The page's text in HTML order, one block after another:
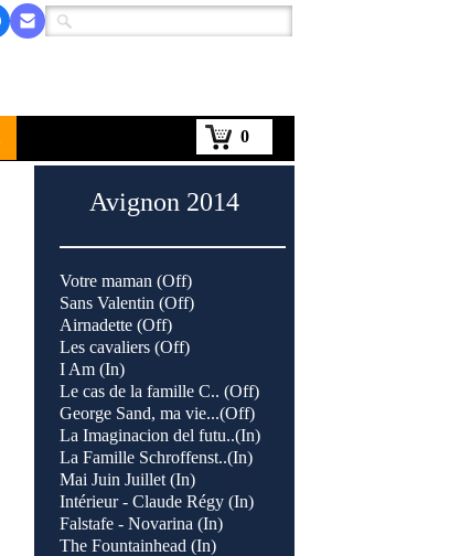
0
Avignon 2014
Votre maman (Off)
Sans Valentin (Off)
Airnadette (Off)
Les cavaliers (Off)
I Am (In)
Le cas de la famille C.. (Off)
George Sand, ma vie...(Off)
La Imaginacion del futu..(In)
La Famille Schroffenst..(In)
Mai Juin Juillet (In)
Intérieur - Claude Régy (In)
Falstafe - Novarina (In)
The Fountainhead (In)